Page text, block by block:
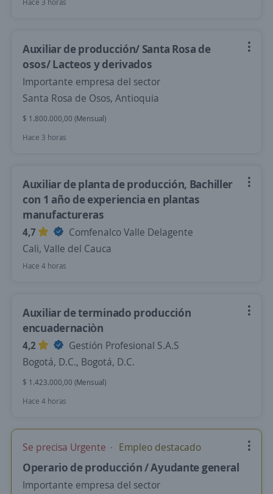
Hace 3 horas
Auxiliar de producción/ Santa Rosa de
osos/ Lacteos y derivados
Importante empresa del sector
Santa Rosa de Osos, Antioquia
$ 1.800.000,00 (Mensual)
Hace 3 horas
Auxiliar de planta de producción, Bachiller
con 1 año de experiencia en plantas
manufactureras
4,7
Comfenalco Valle Delagente
Cali, Valle del Cauca
Hace 4 horas
Auxiliar de terminado producción
encuadernaciòn
4,2
Gestión Profesional S.A.S
Bogotá, D.C., Bogotá, D.C.
$ 1.423.000,00 (Mensual)
Hace 4 horas
Se precisa Urgente Empleo destacado
Operario de producción / Ayudante general
Importante empresa del sector